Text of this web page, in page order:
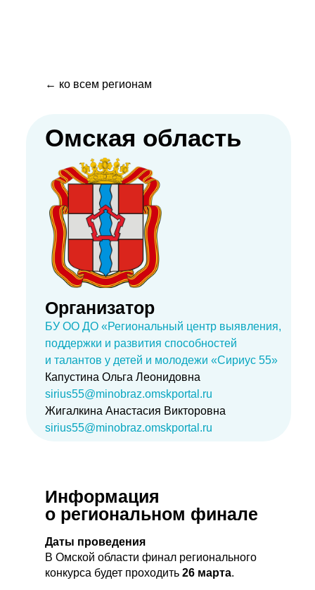
Омская область
БУ ОО ДО «Региональный центр выявления,
поддержки и развития способностей
и талантов у детей и молодежи «Сириус 55»
Капустина Ольга Леонидовна
sirius55@minobraz.omskportal.ru
Жигалкина Анастасия Викторовна
sirius55@minobraz.omskportal.ru
Организатор
← ко всем регионам
Даты проведения
В Омской области финал регионального
конкурса будет проходить 26 марта.
Информация
о региональном финале